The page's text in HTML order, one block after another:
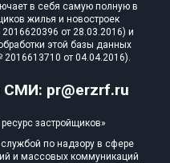
СМИ: pr@erzrf.ru
в себя самую полную в
жилья и новостроек
от 28.03.2016) и
этой базы данных
2016613710 от 04.04.2016).
застройщиков»
по надзору в сфере
и массовых коммуникаций